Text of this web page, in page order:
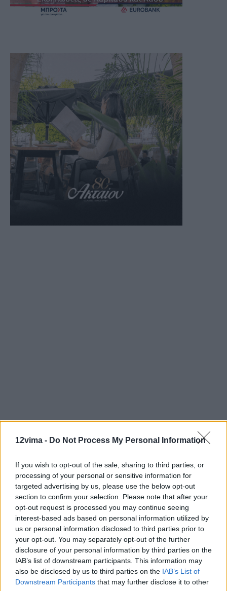
12vima - Do Not Process My Personal Information
If you wish to opt-out of the sale, sharing to third parties, or
processing of your personal or sensitive information for
targeted advertising by us, please use the below opt-out
section to confirm your selection. Please note that after your
opt-out request is processed you may continue seeing
interest-based ads based on personal information utilized by
us or personal information disclosed to third parties prior to
your opt-out. You may separately opt-out of the further
disclosure of your personal information by third parties on the
IAB’s list of downstream participants. This information may
also be disclosed by us to third parties on the IAB’s List of
Downstream Participants that may further disclose it to other